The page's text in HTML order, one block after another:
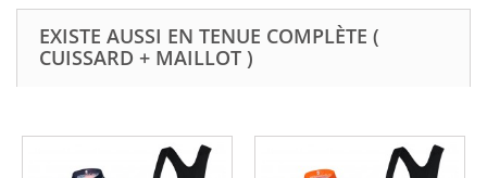
EXISTE AUSSI EN TENUE COMPLÈTE (
CUISSARD + MAILLOT )